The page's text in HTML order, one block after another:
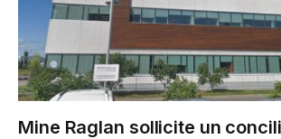
Mine Raglan sollicite un